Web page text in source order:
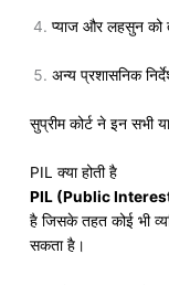
प्याज और लहसुन को
अन्य प्रशासनिक
सुप्रीम कोर्ट ने इन सभी
PIL क्या होती है
PIL (Public
है जिसके तहत कोई भी
सकता है।